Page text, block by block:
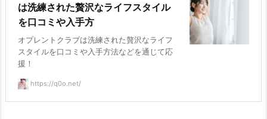
は洗練された贅沢なライフスタイル
を口コミや入手方
オプレントクラブは洗練された贅沢なライフ
スタイルを口コミや入手方法などを通じて応
援！
https://q0o.net/